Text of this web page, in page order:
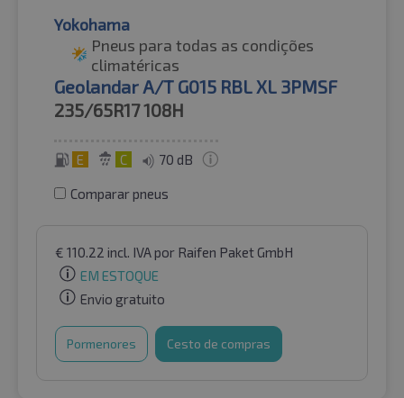
Yokohama
Pneus para todas as condições
climatéricas
Geolandar A/T G015 RBL XL 3PMSF
235/65R17108H
E C 70 dB
Comparar pneus
€ 110.22 incl. IVApor Raifen Paket GmbH
EM ESTOQUE
Envio gratuito
Pormenores Cesto de compras